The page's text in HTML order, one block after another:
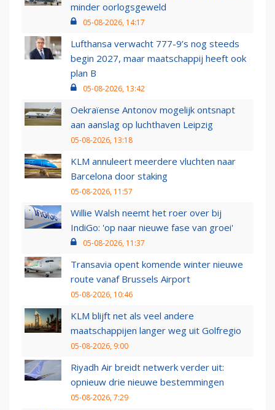
minder oorlogsgeweld
05-08-2026, 14:17
Lufthansa verwacht 777-9’s nog steeds
begin 2027, maar maatschappij heeft ook
plan B
05-08-2026, 13:42
Oekraïense Antonov mogelijk ontsnapt
aan aanslag op luchthaven Leipzig
05-08-2026, 13:18
KLM annuleert meerdere vluchten naar
Barcelona door staking
05-08-2026, 11:57
Willie Walsh neemt het roer over bij
IndiGo: 'op naar nieuwe fase van groei'
05-08-2026, 11:37
Transavia opent komende winter nieuwe
route vanaf Brussels Airport
05-08-2026, 10:46
KLM blijft net als veel andere
maatschappijen langer weg uit Golfregio
05-08-2026, 9:00
Riyadh Air breidt netwerk verder uit:
opnieuw drie nieuwe bestemmingen
05-08-2026, 7:29